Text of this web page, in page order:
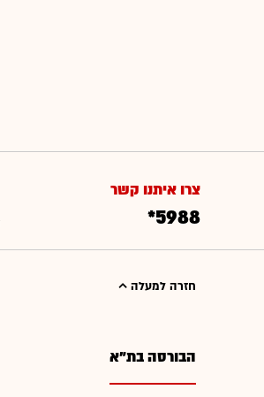
צרו איתנו קשר
*5988
חזרה למעלה
הבורסה בת"א